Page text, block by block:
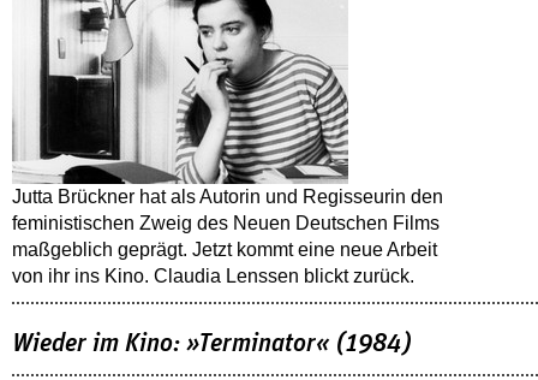
Jutta Brückner hat als Autorin und Regisseurin den
feministischen Zweig des Neuen Deutschen Films
maßgeblich geprägt. Jetzt kommt eine neue Arbeit
von ihr ins Kino. Claudia Lenssen blickt zurück.
Wieder im Kino: »Terminator« (1984)